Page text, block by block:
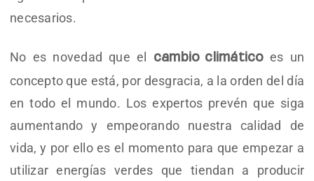
necesarios.
No es novedad que el cambio climáticoes un
concepto que está, por desgracia, a la orden del día
en todo el mundo. Los expertos prevén que siga
aumentando y empeorando nuestra calidad de
vida, y por ello es el momento para que empezar a
utilizar energías verdes que tiendan a producir